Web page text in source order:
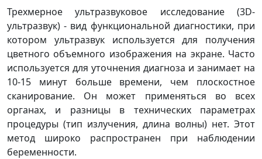
Трехмерное ультразвуковое исследование (3D-
ультразвук) - вид функциональной диагностики, при
котором ультразвук используется для получения
цветного объемного изображения на экране. Часто
используется для уточнения диагноза и занимает на
10-15 минут больше времени, чем плоскостное
сканирование. Он может применяться во всех
органах, и разницы в технических параметрах
процедуры (тип излучения, длина волны) нет. Этот
метод широко распространен при наблюдении
беременности.